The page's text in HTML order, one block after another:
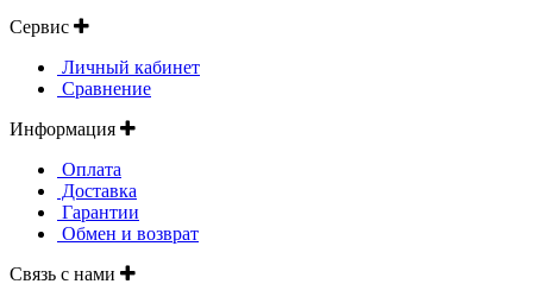
Сервис
Личный кабинет
Сравнение
Информация
Оплата
Доставка
Гарантии
Обмен и возврат
Связь с нами